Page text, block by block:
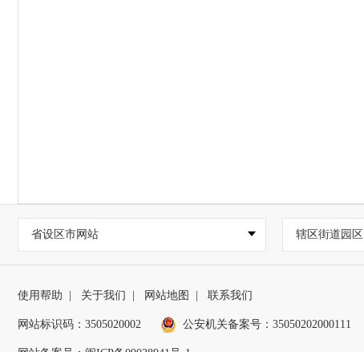
省设区市网站 辖区街道园区
使用帮助 | 关于我们 | 网站地图 | 联系我们
网站标识码：3505020002 公安机关备案号：35050202000111